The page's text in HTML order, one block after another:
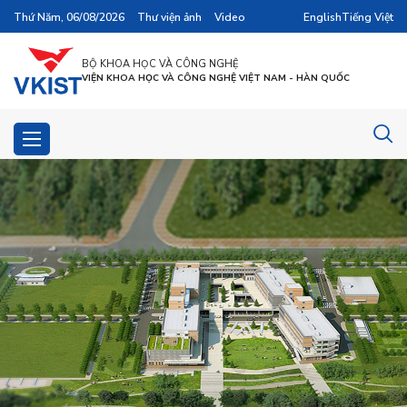
Thứ Năm, 06/08/2026 Thư viện ảnh Video EnglishTiếng Việt
BỘ KHOA HỌC VÀ CÔNG NGHỆ
VIỆN KHOA HỌC VÀ CÔNG NGHỆ VIỆT NAM - HÀN QUỐC